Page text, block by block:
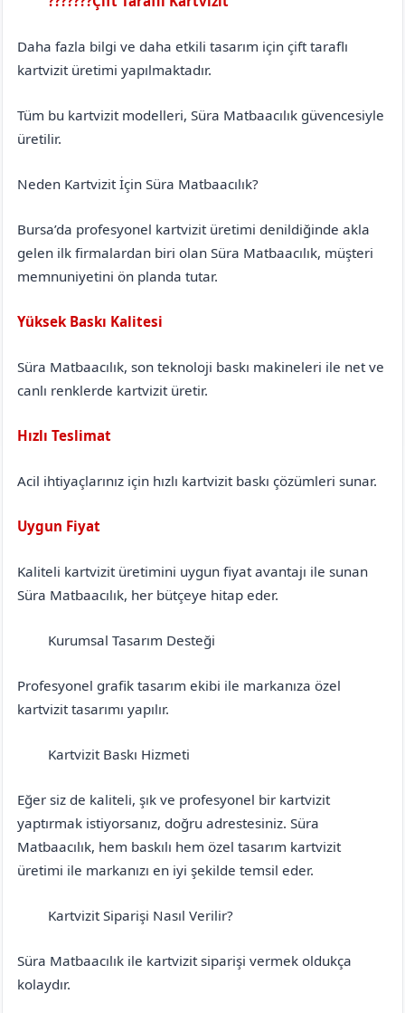
Daha fazla bilgi ve daha etkili tasarım için çift taraflı
kartvizit üretimi yapılmaktadır.
Tüm bu kartvizit modelleri, Süra Matbaacılık güvencesiyle
üretilir.
Neden Kartvizit İçin Süra Matbaacılık?
Bursa’da profesyonel kartvizit üretimi denildiğinde akla
gelen ilk firmalardan biri olan Süra Matbaacılık, müşteri
memnuniyetini ön planda tutar.
Yüksek Baskı Kalitesi
Süra Matbaacılık, son teknoloji baskı makineleri ile net ve
canlı renklerde kartvizit üretir.
Hızlı Teslimat
Acil ihtiyaçlarınız için hızlı kartvizit baskı çözümleri sunar.
Uygun Fiyat
Kaliteli kartvizit üretimini uygun fiyat avantajı ile sunan
Süra Matbaacılık, her bütçeye hitap eder.
Kurumsal Tasarım Desteği
Profesyonel grafik tasarım ekibi ile markanıza özel
kartvizit tasarımı yapılır.
Kartvizit Baskı Hizmeti
Eğer siz de kaliteli, şık ve profesyonel bir kartvizit
yaptırmak istiyorsanız, doğru adrestesiniz. Süra
Matbaacılık, hem baskılı hem özel tasarım kartvizit
üretimi ile markanızı en iyi şekilde temsil eder.
Kartvizit Siparişi Nasıl Verilir?
Süra Matbaacılık ile kartvizit siparişi vermek oldukça
kolaydır.